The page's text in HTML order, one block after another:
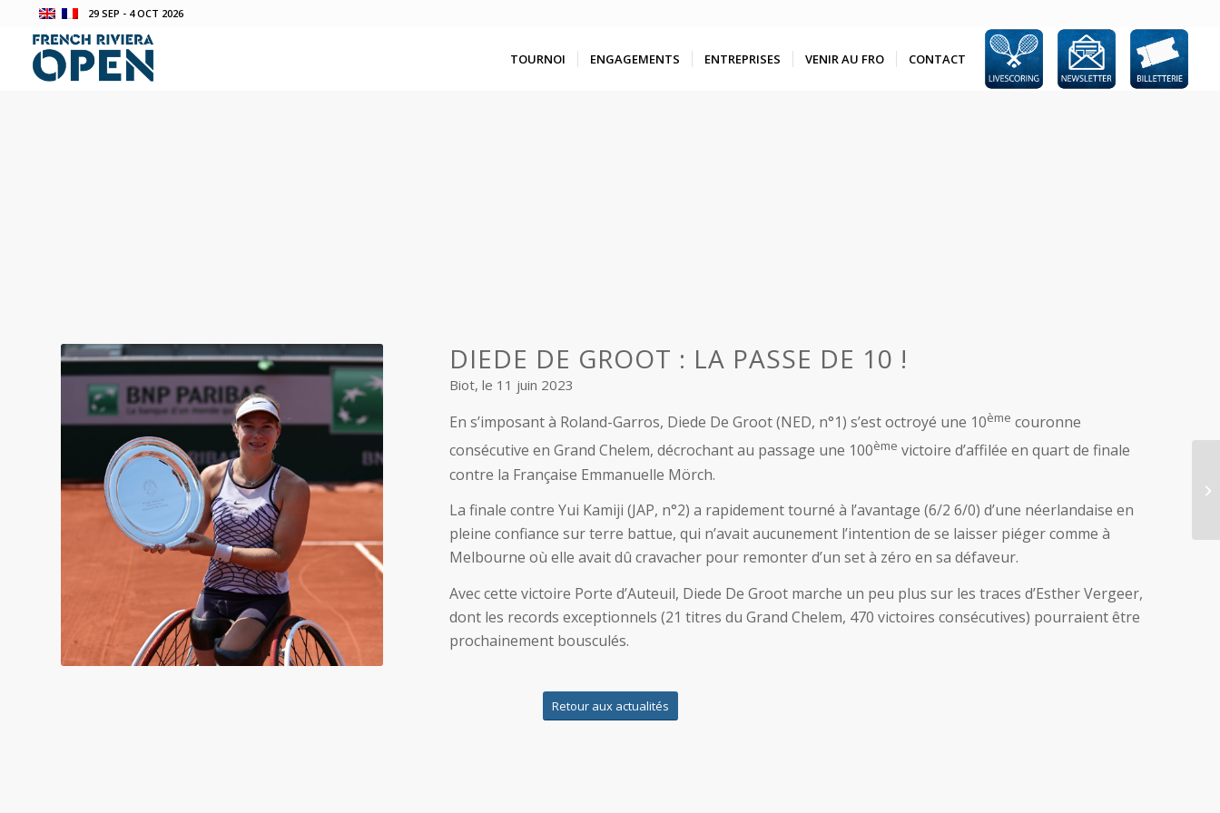
29 SEP - 4 OCT 2026
TOURNOI ENGAGEMENTS ENTREPRISES VENIR AU FRO CONTACT
DIEDE DE GROOT : LA PASSE DE 10 !
Biot, le 11 juin 2023
En s’imposant à Roland-Garros, Diede De Groot (NED, n°1) s’est octroyé une 10ème couronne
consécutive en Grand Chelem, décrochant au passage une 100ème victoire d’affilée en quart de finale
contre la Française Emmanuelle Mörch.
La finale contre Yui Kamiji (JAP, n°2) a rapidement tourné à l’avantage (6/2 6/0) d’une néerlandaise en
pleine confiance sur terre battue, qui n’avait aucunement l’intention de se laisser piéger comme à
Melbourne où elle avait dû cravacher pour remonter d’un set à zéro en sa défaveur.
Avec cette victoire Porte d’Auteuil, Diede De Groot marche un peu plus sur les traces d’Esther Vergeer,
dont les records exceptionnels (21 titres du Grand Chelem, 470 victoires consécutives) pourraient être
prochainement bousculés.
Retour aux actualités